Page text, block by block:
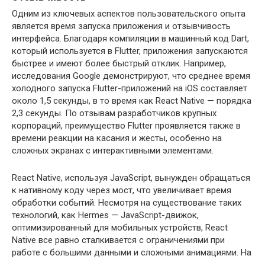
Одним из ключевых аспектов пользовательского опыта
является время запуска приложения и отзывчивость
интерфейса. Благодаря компиляции в машинный код Dart,
который используется в Flutter, приложения запускаются
быстрее и имеют более быстрый отклик. Например,
исследования Google демонстрируют, что среднее время
холодного запуска Flutter-приложений на iOS составляет
около 1,5 секунды, в то время как React Native — порядка
2,3 секунды. По отзывам разработчиков крупных
корпораций, преимущество Flutter проявляется также в
времени реакции на касания и жесты, особенно на
сложных экранах с интерактивными элементами.
React Native, используя JavaScript, вынужден обращаться
к нативному коду через мост, что увеличивает время
обработки событий. Несмотря на существование таких
технологий, как Hermes — JavaScript-движок,
оптимизированный для мобильных устройств, React
Native все равно сталкивается с ограничениями при
работе с большими данными и сложными анимациями. На